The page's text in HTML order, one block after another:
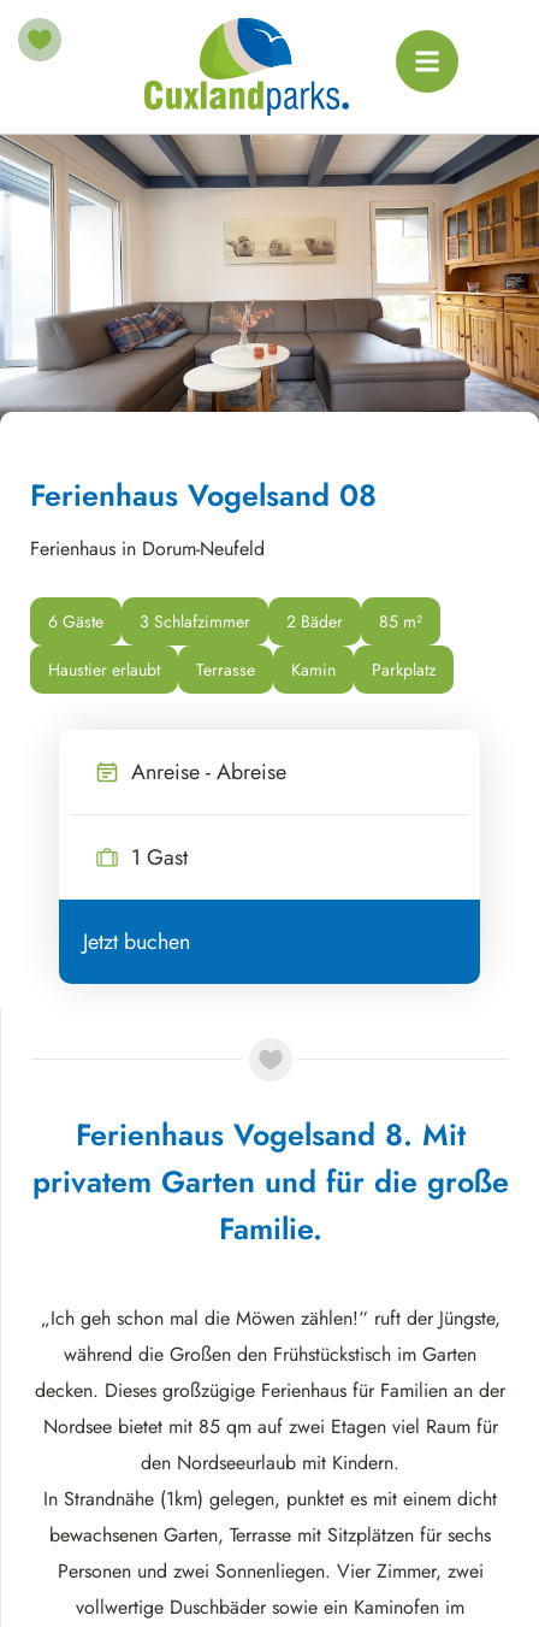
Ferienhaus Vogelsand 08
Ferienhaus in Dorum-Neufeld
6 Gäste 3 Schlafzimmer 2 Bäder 85 m²
Haustier erlaubt
Terrasse Kamin Parkplatz
Ferienhaus Vogelsand 8. Mit
privatem Garten und für die große
Familie.
„Ich geh schon mal die Möwen zählen!“ ruft der Jüngste,
während die Großen den Frühstückstisch im Garten
decken. Dieses großzügige Ferienhaus für Familien an der
Nordsee bietet mit 85 qm auf zwei Etagen viel Raum für
den Nordseeurlaub mit Kindern.
In Strandnähe (1km) gelegen, punktet es mit einem dicht
bewachsenen Garten, Terrasse mit Sitzplätzen für sechs
Personen und zwei Sonnenliegen. Vier Zimmer, zwei
vollwertige Duschbäder sowie ein Kaminofen im